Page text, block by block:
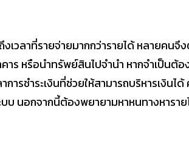
งเวลาที่รายจ่ายมากกว่ารายได้ หลายคน
ร หรือนำทรัพย์สินไปจำนำ หากจำเป็นต้อ
รชำระเงินที่ช่วยให้สามารถบริหารเงินได้
นอกจากนี้ต้องพยายามหาหนทางหาราย